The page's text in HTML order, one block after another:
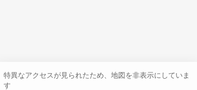
特異なアクセスが見られたため、地図を非表示にしていま
す